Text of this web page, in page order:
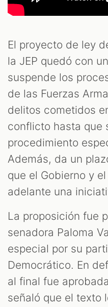
El proyecto de ley
la JEP quedó con
suspende los
de las Fuerzas
delitos cometidos
conflicto hasta que
procedimiento
Además, da un
que el Gobierno y
adelante una
La proposición fue
senadora Paloma
especial por su
Democrático. En
al final fue
señaló que el texto